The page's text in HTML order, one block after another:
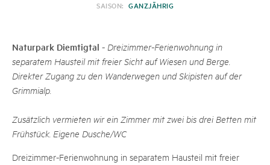
SAISON: GANZJÄHRIG
Naturpark Diemtigtal - Dreizimmer-Ferienwohnung in
separatem Hausteil mit freier Sicht auf Wiesen und Berge.
Direkter Zugang zu den Wanderwegen und Skipisten auf der
Grimmialp.
Zusätzlich vermieten wir ein Zimmer mit zwei bis drei Betten mit
Frühstück. Eigene Dusche/WC
Dreizimmer-Ferienwohnung in separatem Hausteil mit freier